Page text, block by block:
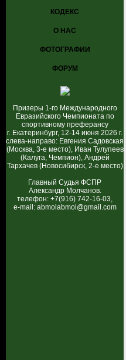
КОДЕКС
О НАС
ФОТОГРАФИИ
ФОРУМ
Призеры 1-го Международного
Евразийского Чемпионата по
спортивному преферансу
г. Екатеринбург, 12-14 июня 2026 г.
слева-направо: Евгения Садовская
(Москва, 3-е место), Иван Тулупеев
(Калуга, Чемпион), Андрей
Тархачев (Новосибирск, 2-е место)
Главный Судья ФСПР
Александр Молчанов.
телефон: +7(916) 742-16-03,
e-mail: abmolabmol@gmail.com